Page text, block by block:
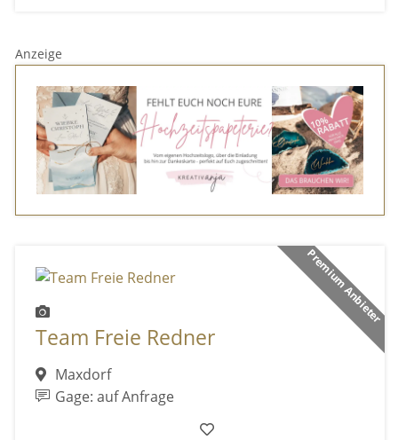
Anzeige
Premium Anbieter
Team Freie Redner
Maxdorf
Gage: auf Anfrage